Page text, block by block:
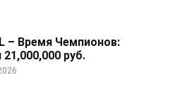
– Время Чемпионов:
21,000,000 руб.